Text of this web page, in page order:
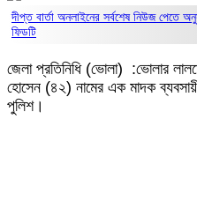
দীপ্ত বার্তা অনলাইনের সর্বশেষ নিউজ পেতে
ফিডটি
জেলা প্রতিনিধি (ভোলা) :ভোলার
হোসেন (৪২) নামের এক মাদক
পুলিশ।